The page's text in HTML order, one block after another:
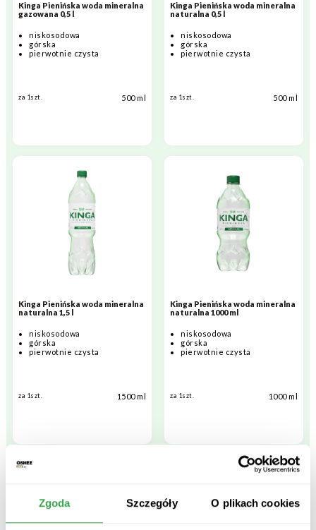
Zgoda Szczegóły O plikach cookies
Kinga Pienińska woda mineralna
gazowana 0,5 l
niskosodowa
górska
pierwotnie czysta
za 1szt. 500 ml
Kinga Pienińska woda mineralna
naturalna 0,5 l
niskosodowa
górska
pierwotnie czysta
za 1szt. 500 ml
Kinga Pienińska woda mineralna
naturalna 1,5 l
niskosodowa
górska
pierwotnie czysta
za 1szt. 1500 ml
Kinga Pienińska woda mineralna
naturalna 1000 ml
niskosodowa
górska
pierwotnie czysta
za 1szt. 1000 ml